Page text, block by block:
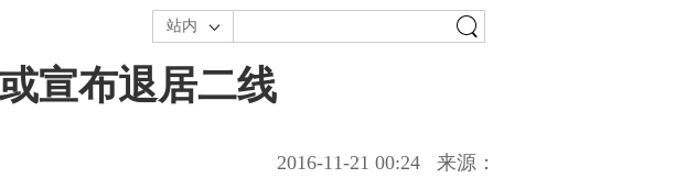
站内
宣布退居二线
2016-11-21 00:24 来源：